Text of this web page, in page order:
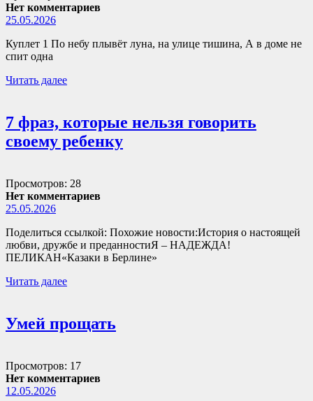
Нет комментариев
25.05.2026
Куплет 1 По небу плывёт луна, на улице тишина, А в доме не
спит одна
Читать далее
7 фраз, которые нельзя говорить
своему ребенку
Просмотров: 28
Нет комментариев
25.05.2026
Поделиться ссылкой: Похожие новости:История о настоящей
любви, дружбе и преданностиЯ – НАДЕЖДА!
ПЕЛИКАН«Казаки в Берлине»
Читать далее
Умей прощать
Просмотров: 17
Нет комментариев
12.05.2026